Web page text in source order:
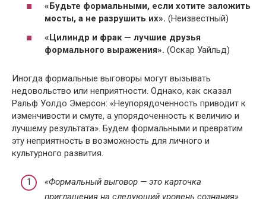
«Будьте формальными, если хотите заложить
мосты, а не разрушить их». (Неизвестный)
«Цилиндр и фрак — лучшие друзья
формального выражения». (Оскар Уайльд)
Иногда формальные выговоры могут вызывать
недовольство или неприятности. Однако, как сказал
Ральф Уолдо Эмерсон: «Неупорядоченность приводит к
изменчивости и смуте, а упорядоченность к величию и
лучшему результата». Будем формальными и превратим
эту неприятность в возможность для личного и
культурного развития.
«Формальный выговор — это карточка
приглашения на следующий уровень сознания».